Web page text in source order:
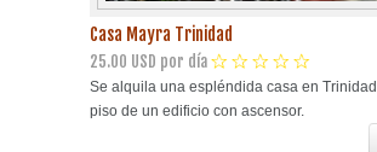
Casa Mayra Trinidad
25.00 USD por día
Se alquila una espléndida casa en
piso de un edificio con ascensor.